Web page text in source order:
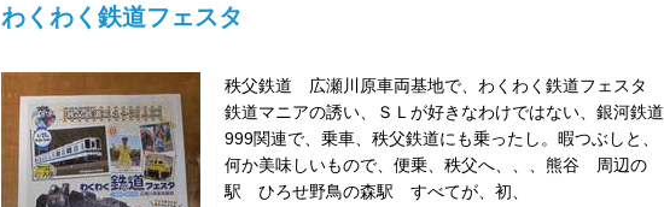
わくわく鉄道フェスタ
秩父鉄道 広瀬川原車両基地で、わくわく鉄道フェスタ
鉄道マニアの誘い、ＳＬが好きなわけではない、銀河鉄道
999関連で、乗車、秩父鉄道にも乗ったし。暇つぶしと、
何か美味しいもので、便乗、秩父へ、、、熊谷 周辺の
駅 ひろせ野鳥の森駅 すべてが、初、